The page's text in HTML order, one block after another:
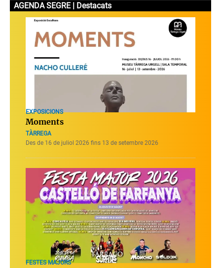
AGENDA SEGRE | Destacats
EXPOSICIONS
Moments
TÀRREGA
Des de 16 de juliol 2026 fins 13 de setembre 2026
FESTES MAJORS